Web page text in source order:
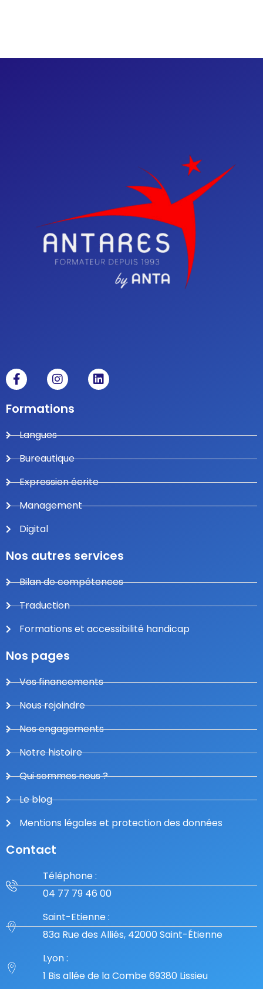
Formations
Langues
Bureautique
Expression écrite
Management
Digital
Nos autres services
Bilan de compétences
Traduction
Formations et accessibilité handicap
Nos pages
Vos financements
Nous rejoindre
Nos engagements
Notre histoire
Qui sommes nous ?
Le blog
Mentions légales et protection des données
Contact
Téléphone :
04 77 79 46 00
Saint-Etienne :
83a Rue des Alliés, 42000 Saint-Étienne
Lyon :
1 Bis allée de la Combe 69380 Lissieu